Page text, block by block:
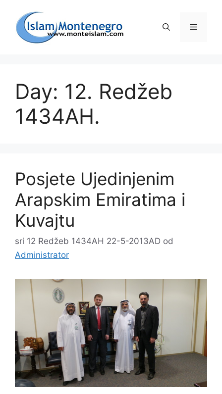
sadržaj
Day: 12. Redžeb
1434AH.
Posjete Ujedinjenim
Arapskim Emiratima i
Kuvajtu
sri 12 Redžeb 1434AH 22-5-2013AD od
Administrator